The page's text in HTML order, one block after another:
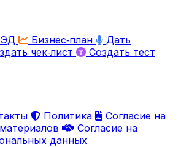
Бизнес‑план
Дать
чек‑лист Создать тест
Политика
Согласие на
Согласие на
данных